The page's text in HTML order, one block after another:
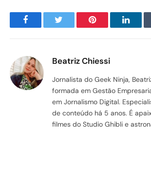
Facebook Pinterest
Beatriz Chiessi
Jornalista do Geek Ninja,
formada em Gestão
em Jornalismo Digital.
de conteúdo há 5 anos. É
filmes do Studio Ghibli e